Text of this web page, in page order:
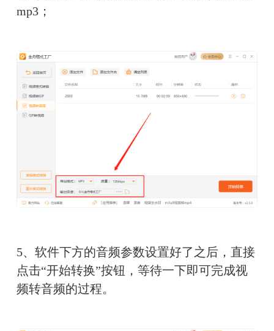
mp3；
5、软件下方的音频参数设置好了之后，直接
点击“开始转换”按钮，等待一下即可完成视
频转音频的过程。